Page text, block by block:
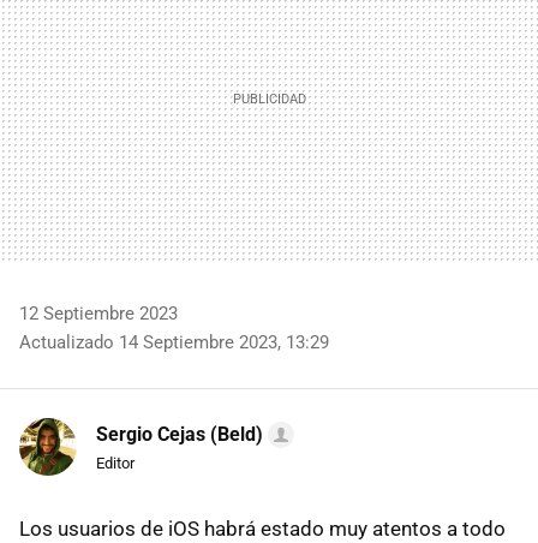
12 Septiembre 2023
Actualizado 14 Septiembre 2023, 13:29
Sergio Cejas (Beld)
Editor
Los usuarios de iOS habrá estado muy atentos a todo